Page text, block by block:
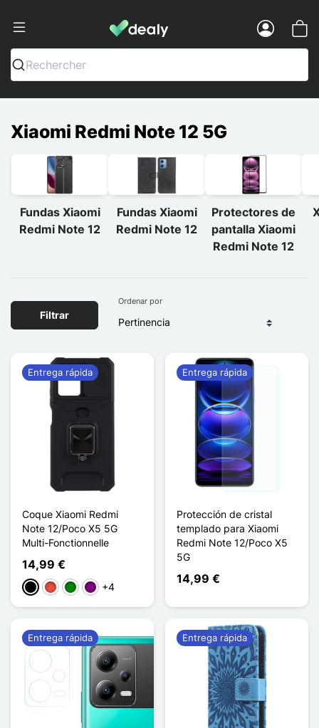
Dealy - Fundas y accesorios para
Rechercher
Xiaomi Redmi Note 12 5G
Fundas Xiaomi
Redmi Note 12
Fundas Xiaomi
Redmi Note 12
Protectores de
pantalla Xiaomi
Redmi Note 12
Filtrar
Ordenar por
Coque Xiaomi Redmi
Note 12/Poco X5 5G
Multi-Fonctionnelle
14,99 €
NegroRojoVerdePúrpura
+4
Entrega rápida
Protección de cristal
templado para Xiaomi
Redmi Note 12/Poco X5
5G
14,99 €
Entrega rápida
Entrega rápida Entrega rápida